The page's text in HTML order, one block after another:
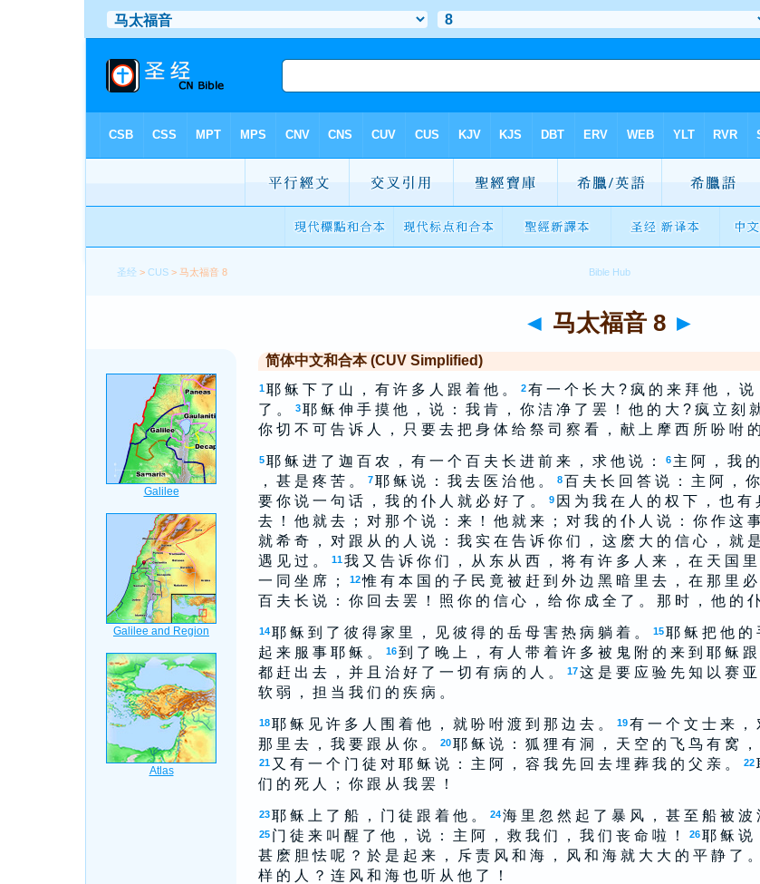
圣经 >CUS > 马太福音 8
◄ 马太福音 8 ►
简体中文和合本 (CUV Simplified)
1 耶 稣 下 了 山 ， 有 许 多 人 跟 着 他 。 2 有 一 个 长 大 ? 疯 的 来 拜 他 ，
了 。
3 耶 稣 伸 手 摸 他 ， 说 ： 我 肯 ， 你 洁 净 了 罢 ！ 他 的 大 ? 疯 立 刻
你 切 不 可 告 诉 人 ， 只 要 去 把 身 体 给 祭 司 察 看 ， 献 上 摩 西 所 吩 咐
5 耶 稣 进 了 迦 百 农 ， 有 一 个 百 夫 长 进 前 来 ， 求 他 说 ： 6 主 阿 ， 我
， 甚 是 疼 苦 。
7 耶 稣 说 ： 我 去 医 治 他 。 8 百 夫 长 回 答 说 ： 主 阿 ，
要 你 说 一 句 话 ， 我 的 仆 人 就 必 好 了 。
9 因 为 我 在 人 的 权 下 ， 也 有
去 ！ 他 就 去 ； 对 那 个 说 ： 来 ！ 他 就 来 ； 对 我 的 仆 人 说 ： 你 作 这 事
就 希 奇 ， 对 跟 从 的 人 说 ： 我 实 在 告 诉 你 们 ， 这 麽 大 的 信 心 ， 就
遇 见 过 。
11 我 又 告 诉 你 们 ， 从 东 从 西 ， 将 有 许 多 人 来 ， 在 天 国
一 同 坐 席 ；
12惟 有 本 国 的 子 民 竟 被 赶 到 外 边 黑 暗 里 去 ， 在 那 里 必
百 夫 长 说 ： 你 回 去 罢 ！ 照 你 的 信 心 ， 给 你 成 全 了 。 那 时 ， 他 的 仆
14 耶 稣 到 了 彼 得 家 里 ， 见 彼 得 的 岳 母 害 热 病 躺 着 。 15 耶 稣 把 他 的
起 来 服 事 耶 稣 。
16 到 了 晚 上 ， 有 人 带 着 许 多 被 鬼 附 的 来 到 耶 稣
都 赶 出 去 ， 并 且 治 好 了 一 切 有 病 的 人 。
17 这 是 要 应 验 先 知 以 赛
软 弱 ， 担 当 我 们 的 疾 病 。
18 耶 稣 见 许 多 人 围 着 他 ， 就 吩 咐 渡 到 那 边 去 。 19 有 一 个 文 士 来 ，
那 里 去 ， 我 要 跟 从 你 。
20 耶 稣 说 ： 狐 狸 有 洞 ， 天 空 的 飞 鸟 有 窝 ，
21 又 有 一 个 门 徒 对 耶 稣 说 ： 主 阿 ， 容 我 先 回 去 埋 葬 我 的 父 亲 。 22
们 的 死 人 ； 你 跟 从 我 罢 ！
23 耶 稣 上 了 船 ， 门 徒 跟 着 他 。 24 海 里 忽 然 起 了 暴 风 ， 甚 至 船 被 波
25 门 徒 来 叫 醒 了 他 ， 说 ： 主 阿 ， 救 我 们 ， 我 们 丧 命 啦 ！ 26 耶 稣 说
甚 麽 胆 怯 呢 ？ 於 是 起 来 ， 斥 责 风 和 海 ， 风 和 海 就 大 大 的 平 静 了 。
样 的 人 ？ 连 风 和 海 也 听 从 他 了 ！